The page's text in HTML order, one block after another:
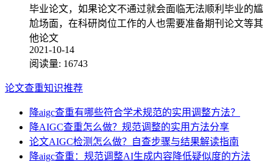
毕业论文，如果论文不通过就会面临无法顺利毕业的尴
尬场面，在科研岗位工作的人也需要准备期刊论文等其
他论文
2021-10-14
阅读量: 16743
论文查重知识推荐
降aigc查重有哪些符合学术规范的实用调整方法？
降AIGC查重怎么做？规范调整的实用方法分享
论文AIGC检测怎么做？自查步骤与结果解读指南
降aigc查重：规范调整AI生成内容降低疑似度的方法